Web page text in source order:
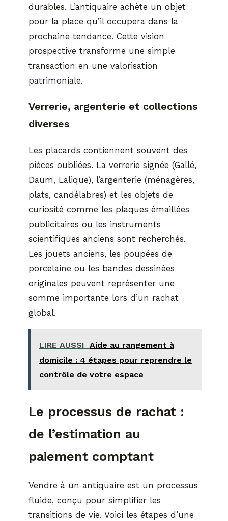
durables. L’antiquaire achète un objet
pour la place qu’il occupera dans la
prochaine tendance. Cette vision
prospective transforme une simple
transaction en une valorisation
patrimoniale.
Verrerie, argenterie et collections
diverses
Les placards contiennent souvent des
pièces oubliées. La verrerie signée (Gallé,
Daum, Lalique), l’argenterie (ménagères,
plats, candélabres) et les objets de
curiosité comme les plaques émaillées
publicitaires ou les instruments
scientifiques anciens sont recherchés.
Les jouets anciens, les poupées de
porcelaine ou les bandes dessinées
originales peuvent représenter une
somme importante lors d’un rachat
global.
LIRE AUSSI Aide au rangement à
domicile : 4 étapes pour reprendre le
contrôle de votre espace
Le processus de rachat :
de l’estimation au
paiement comptant
Vendre à un antiquaire est un processus
fluide, conçu pour simplifier les
transitions de vie. Voici les étapes d’une